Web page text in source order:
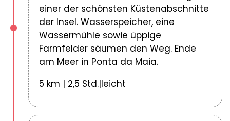
einer der schönsten Küstenabschnitte
der Insel. Wasserspeicher, eine
Wassermühle sowie üppige
Farmfelder säumen den Weg. Ende
am Meer in Ponta da Maia.
5 km | 2,5 Std.|leicht